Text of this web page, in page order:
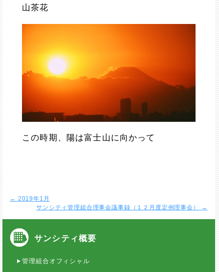
山茶花
この時期、陽は富士山に向かって
← 2019年1月
サンシティ管理組合理事会議事録（１２月度定例理事会）
→
サンシティ概要
管理組合オフィシャル